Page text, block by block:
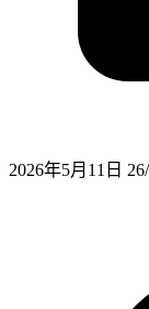
2026年5月11日